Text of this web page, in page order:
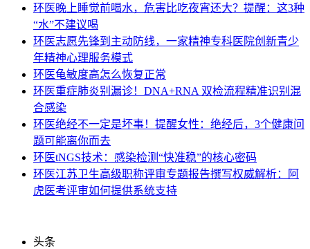
环医晚上睡觉前喝水，危害比吃夜宵还大？提醒：这3种
“水”不建议喝
环医志愿先锋到主动防线，一家精神专科医院创新青少
年精神心理服务模式
环医龟敏度高怎么恢复正常
环医重症肺炎别漏诊！DNA+RNA 双检流程精准识别混
合感染
环医绝经不一定是坏事！提醒女性：绝经后，3个健康问
题可能离你而去
环医tNGS技术：感染检测“快准稳”的核心密码
环医江苏卫生高级职称评审专题报告撰写权威解析：阿
虎医考评审如何提供系统支持
头条